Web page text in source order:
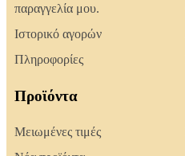
παραγγελία μου.
Ιστορικό αγορών
Πληροφορίες
Προϊόντα
Μειωμένες τιμές